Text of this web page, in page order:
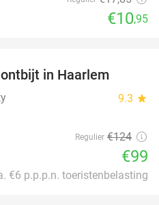
€10,95
in Haarlem
9.3 star
Regulier €124
€99
€6 p.p.p.n. toeristenbelasting